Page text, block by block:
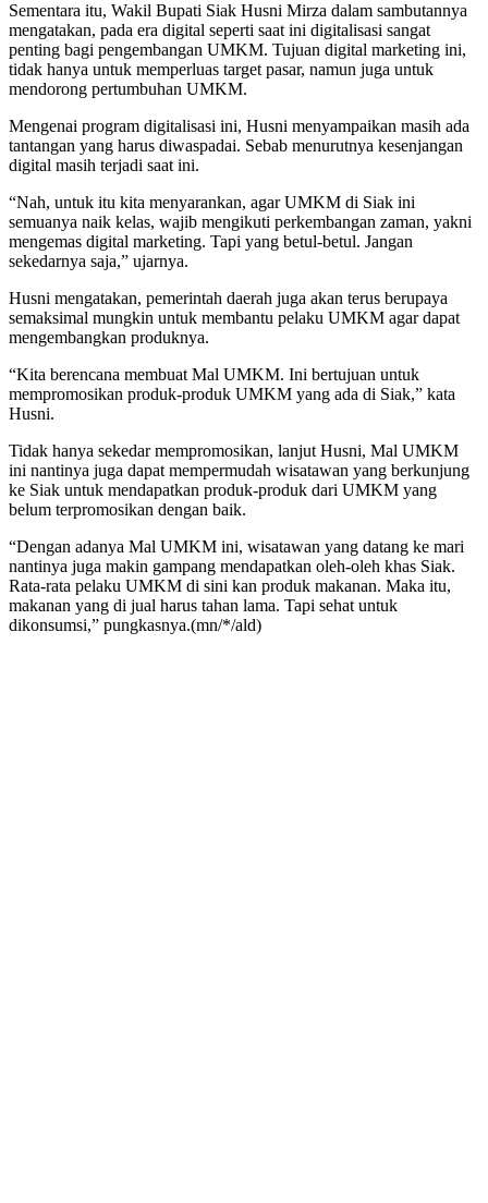
Sementara itu, Wakil Bupati Siak Husni Mirza dalam sambutannya
mengatakan, pada era digital seperti saat ini digitalisasi sangat
penting bagi pengembangan UMKM. Tujuan digital marketing ini,
tidak hanya untuk memperluas target pasar, namun juga untuk
mendorong pertumbuhan UMKM.
Mengenai program digitalisasi ini, Husni menyampaikan masih ada
tantangan yang harus diwaspadai. Sebab menurutnya kesenjangan
digital masih terjadi saat ini.
“Nah, untuk itu kita menyarankan, agar UMKM di Siak ini
semuanya naik kelas, wajib mengikuti perkembangan zaman, yakni
mengemas digital marketing. Tapi yang betul-betul. Jangan
sekedarnya saja,” ujarnya.
Husni mengatakan, pemerintah daerah juga akan terus berupaya
semaksimal mungkin untuk membantu pelaku UMKM agar dapat
mengembangkan produknya.
“Kita berencana membuat Mal UMKM. Ini bertujuan untuk
mempromosikan produk-produk UMKM yang ada di Siak,” kata
Husni.
Tidak hanya sekedar mempromosikan, lanjut Husni, Mal UMKM
ini nantinya juga dapat mempermudah wisatawan yang berkunjung
ke Siak untuk mendapatkan produk-produk dari UMKM yang
belum terpromosikan dengan baik.
“Dengan adanya Mal UMKM ini, wisatawan yang datang ke mari
nantinya juga makin gampang mendapatkan oleh-oleh khas Siak.
Rata-rata pelaku UMKM di sini kan produk makanan. Maka itu,
makanan yang di jual harus tahan lama. Tapi sehat untuk
dikonsumsi,” pungkasnya.(mn/*/ald)